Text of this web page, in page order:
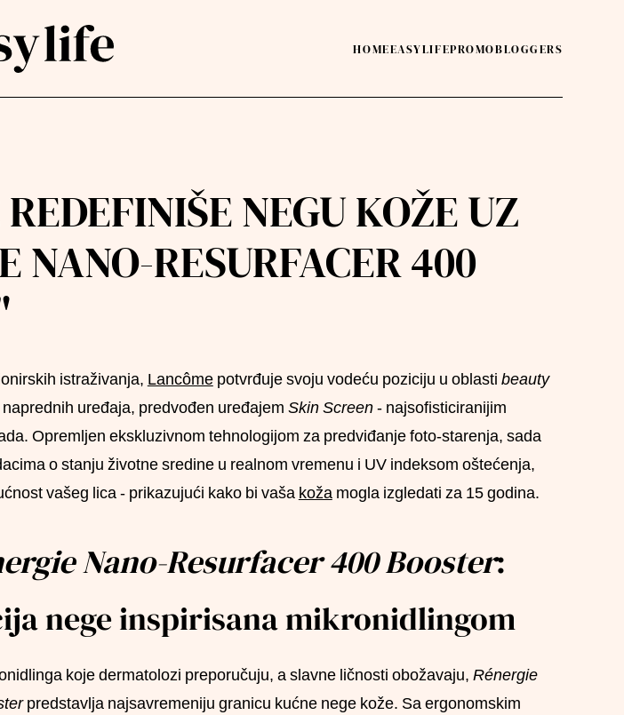
HOMEEASYLIFEPROMOBLOGGERS
NEGU KOŽE UZ
NANO-RESURFACER 400
istraživanja, Lancômepotvrđuje svoju vodeću poziciju u oblasti beauty
uređaja, predvođen uređajem Skin Screen- najsofisticiranijim
Opremljen ekskluzivnom tehnologijom za predviđanje foto-starenja, sada
o stanju životne sredine u realnom vremenu i UV indeksom oštećenja,
vašeg lica - prikazujući kako bi vaša kožamogla izgledati za 15 godina.
Nano-Resurfacer 400 Booster:
nege inspirisana mikronidlingom
koje dermatolozi preporučuju, a slavne ličnosti obožavaju, Rénergie
predstavlja najsavremeniju granicu kućne nege kože. Sa ergonomskim